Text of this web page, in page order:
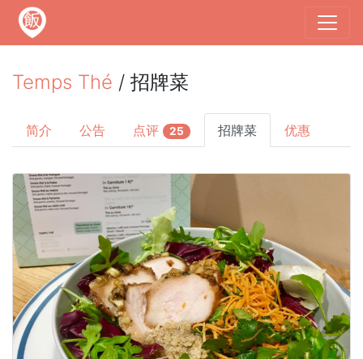
Temps Thé / 招牌菜
简介 公告 点评 25 招牌菜 优惠